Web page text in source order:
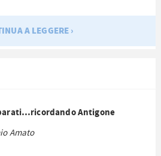
A LEGGERE ›
Antigone
Amato